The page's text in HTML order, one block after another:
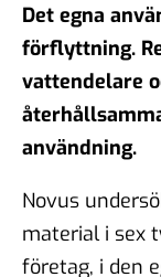
Det egna
förflyttning.
vattendelare
användning.
Novus
material i sex
företag, i den